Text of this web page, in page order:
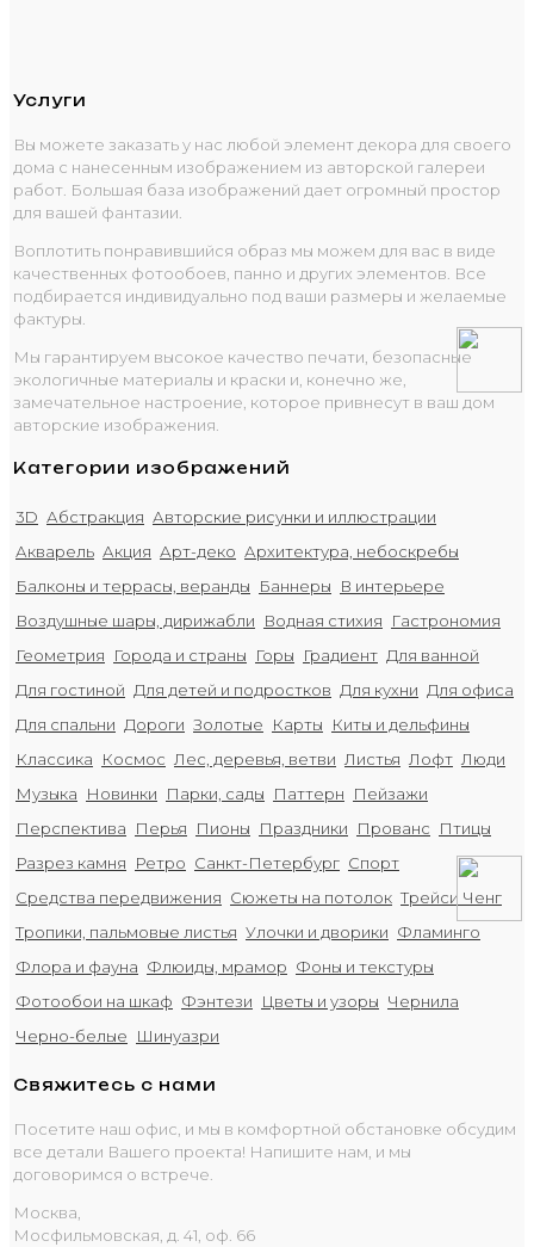
Услуги
Вы можете заказать у нас любой элемент декора для своего
дома с нанесенным изображением из авторской галереи
работ. Большая база изображений дает огромный простор
для вашей фантазии.
Воплотить понравившийся образ мы можем для вас в виде
качественных фотообоев, панно и других элементов. Все
подбирается индивидуально под ваши размеры и желаемые
фактуры.
Мы гарантируем высокое качество печати, безопасные
экологичные материалы и краски и, конечно же,
замечательное настроение, которое привнесут в ваш дом
авторские изображения.
Категории изображений
3D Абстракция Авторские рисунки и иллюстрации
Акварель Акция Арт-деко Архитектура, небоскребы
Балконы и террасы, веранды
Баннеры
В интерьере
Воздушные шары, дирижабли
Водная стихия
Гастрономия
Геометрия
Города и страны Горы Градиент Для ванной
Для гостиной Для детей и подростков Для кухни Для офиса
Для спальни Дороги Золотые Карты
Киты и дельфины
Классика
Космос Лес, деревья, ветви Листья Лофт Люди
Музыка
Новинки Парки, сады Паттерн
Пейзажи
Перспектива
Перья Пионы Праздники Прованс
Птицы
Разрез камня
Ретро Санкт-Петербург Спорт
Средства передвижения Сюжеты на потолок Трейси Ченг
Тропики, пальмовые листья Улочки и дворики Фламинго
Флора и фауна Флюиды, мрамор Фоны и текстуры
Фотообои на шкаф Фэнтези Цветы и узоры Чернила
Черно-белые
Шинуазри
Свяжитесь с нами
Посетите наш офис, и мы в комфортной обстановке обсудим
все детали Вашего проекта! Напишите нам, и мы
договоримся о встрече.
Москва,
Мосфильмовская, д. 41, оф. 66